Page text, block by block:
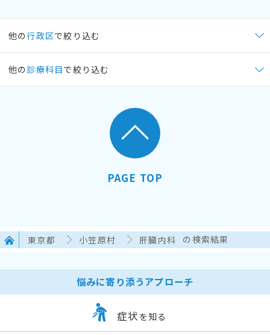
他の行政区で絞り込む
他の 診療科目で絞り込む
PAGE TOP
東京都 小笠原村 肝臓内科 の検索結果
悩みに寄り添うアプローチ
症状 を知る